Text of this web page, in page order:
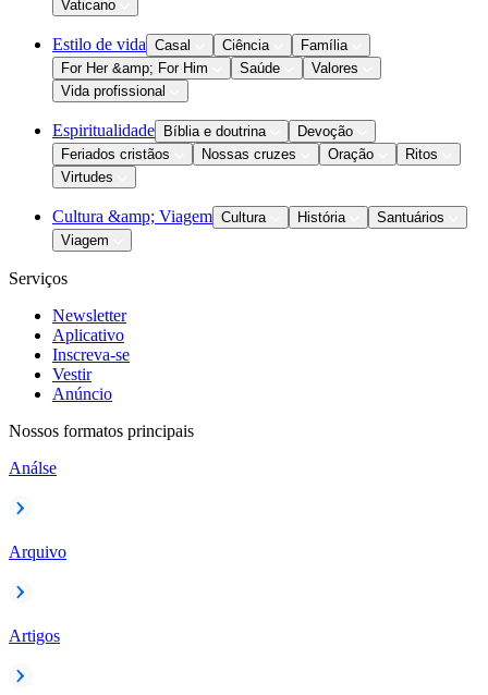
Vaticano
Estilo de vida Casal Ciência
Família
For Her &amp; For Him
Saúde
Valores
Vida profissional
Espiritualidade Bíblia e doutrina
Devoção
Feriados cristãos
Nossas cruzes Oração
Ritos
Virtudes
Cultura &amp; Viagem Cultura História
Santuários
Viagem
Serviços
Newsletter
Aplicativo
Inscreva-se
Vestir
Anúncio
Nossos formatos principais
Análse
Arquivo
Artigos